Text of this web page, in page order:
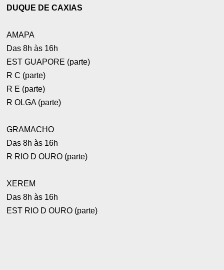
DUQUE DE CAXIAS
AMAPA
Das 8h às 16h
EST GUAPORE (parte)
R C (parte)
R E (parte)
R OLGA (parte)
GRAMACHO
Das 8h às 16h
R RIO D OURO (parte)
XEREM
Das 8h às 16h
EST RIO D OURO (parte)